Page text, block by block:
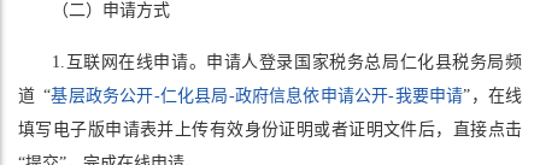
（二）申请方式
1.互联网在线申请。申请人登录国家税务总局仁化县税务局频
道 “基层政务公开-仁化县局-政府信息依申请公开-我要申请”，在线
填写电子版申请表并上传有效身份证明或者证明文件后，直接点击